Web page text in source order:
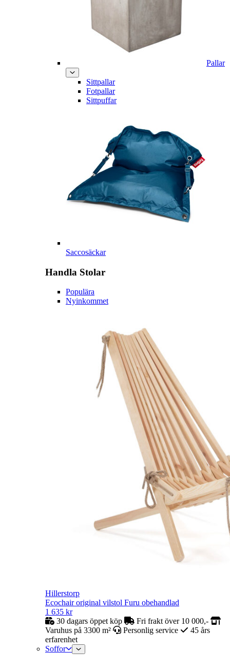
Pallar
Sittpallar
Fotpallar
Sittpuffar
Saccosäckar
Handla Stolar
Populära
Nyinkommet
Hillerstorp
Ecochair original vilstol Furu obehandlad
1 635 kr
30 dagars öppet köp
Fri frakt över 10 000,-
Varuhus på 3300 m²
Personlig service
45 års
erfarenhet
Soffor